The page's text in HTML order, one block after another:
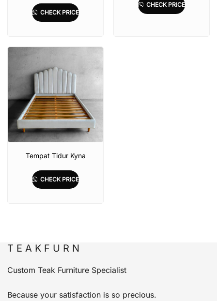
CHECK PRICE
CHECK PRICE
Tempat Tidur Kyna
CHECK PRICE
T E A K F U R N
Custom Teak Furniture Specialist
Because your satisfaction is so precious.